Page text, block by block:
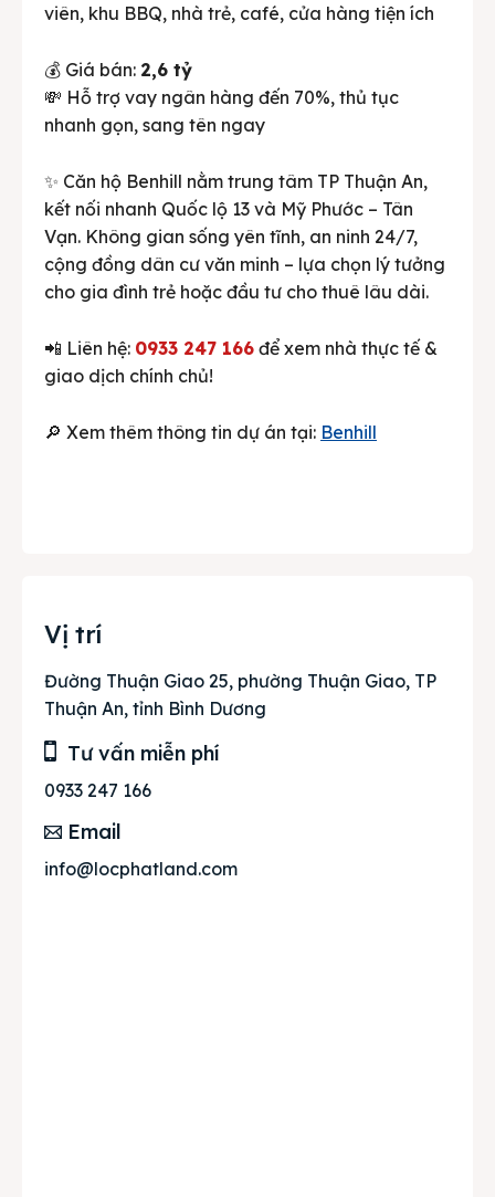
viên, khu BBQ, nhà trẻ, café, cửa hàng tiện ích
💰 Giá bán: 2,6 tỷ
💸 Hỗ trợ vay ngân hàng đến 70%, thủ tục
nhanh gọn, sang tên ngay
✨ Căn hộ Benhill nằm trung tâm TP Thuận An,
kết nối nhanh Quốc lộ 13 và Mỹ Phước – Tân
Vạn. Không gian sống yên tĩnh, an ninh 24/7,
cộng đồng dân cư văn minh – lựa chọn lý tưởng
cho gia đình trẻ hoặc đầu tư cho thuê lâu dài.
📲 Liên hệ: 0933 247 166 để xem nhà thực tế &
giao dịch chính chủ!
🔎 Xem thêm thông tin dự án tại: Benhill
Vị trí
Đường Thuận Giao 25, phường Thuận Giao, TP
Thuận An, tỉnh Bình Dương
Tư vấn miễn phí
0933 247 166
Email
info@locphatland.com